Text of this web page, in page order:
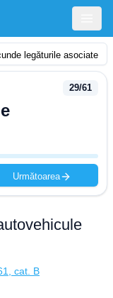
legăturile asociate
29/61
Următoarea
cat. B